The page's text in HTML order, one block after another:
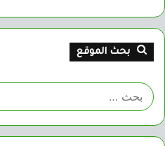
بحث الموقع